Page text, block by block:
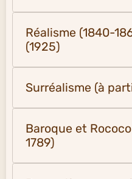
Réalisme (1840-
(1925)
Surréalisme (à
Baroque et
1789)